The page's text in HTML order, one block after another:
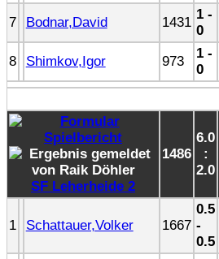
7 Bodnar,David 1431
1 -
0
8 Shimkov,Igor 973
1 -
0
SF Leherheide 2
1486
6.0
:
2.0
1 Schattauer,Volker 1667
0.5
-
0.5